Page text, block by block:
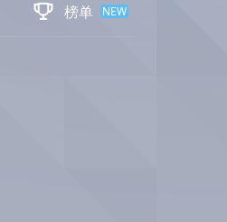
 榜单 NEW